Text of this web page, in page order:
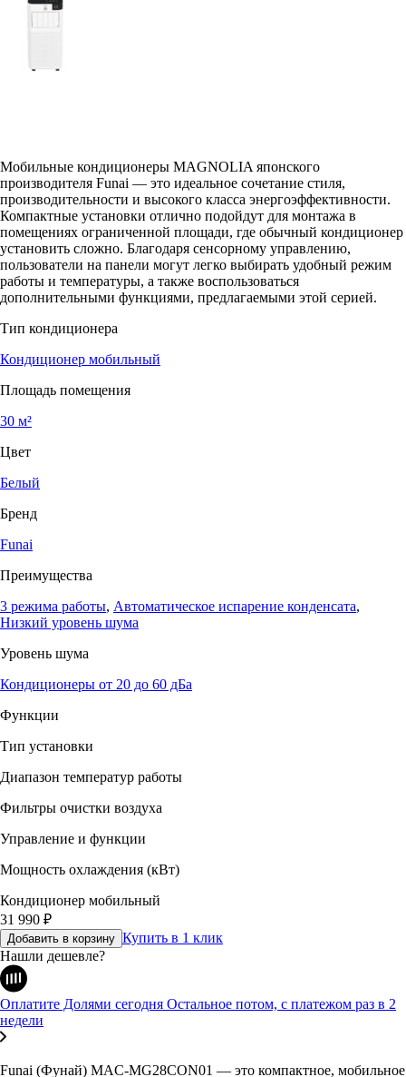
Мобильные кондиционеры MAGNOLIA японского
производителя Funai — это идеальное сочетание стиля,
производительности и высокого класса энергоэффективности.
Компактные установки отлично подойдут для монтажа в
помещениях ограниченной площади, где обычный кондиционер
установить сложно. Благодаря сенсорному управлению,
пользователи на панели могут легко выбирать удобный режим
работы и температуры, а также воспользоваться
дополнительными функциями, предлагаемыми этой серией.
Тип кондиционера
Кондиционер мобильный
Площадь помещения
30 м²
Цвет
Белый
Бренд
Funai
Преимущества
3 режима работы, Автоматическое испарение конденсата,
Низкий уровень шума
Уровень шума
Кондиционеры от 20 до 60 дБа
Функции
Тип установки
Диапазон температур работы
Фильтры очистки воздуха
Управление и функции
Мощность охлаждения (кВт)
Кондиционер мобильный
31 990 ₽
Добавить в корзину Купить в 1 клик
Нашли дешевле?
Оплатите Долями сегодня Остальное потом, с платежом раз в 2
недели
Funai (Фунай) MAC-MG28CON01 — это компактное, мобильное